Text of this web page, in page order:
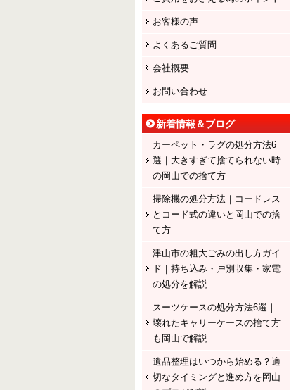
お客様の声
よくあるご質問
会社概要
お問い合わせ
新着情報＆ブログ
カーペット・ラグの処分方法6
選｜大きすぎて捨てられない時
の岡山での捨て方
掃除機の処分方法｜コードレス
とコード式の違いと岡山での捨
て方
津山市の粗大ごみの出し方ガイ
ド｜持ち込み・戸別収集・家電
の処分を解説
スーツケースの処分方法6選｜
壊れたキャリーケースの捨て方
も岡山で解説
遺品整理はいつから始める？適
切なタイミングと進め方を岡山